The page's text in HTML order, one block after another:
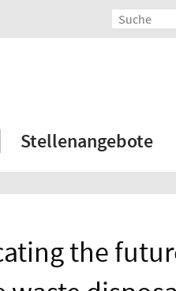
Stellenangebote
the